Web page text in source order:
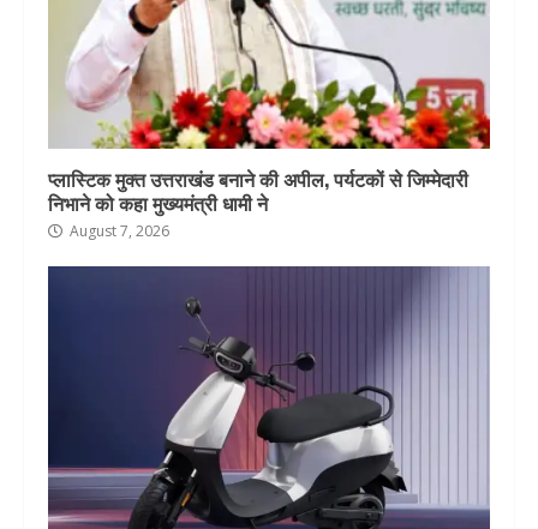
प्लास्टिक मुक्त उत्तराखंड बनाने की अपील, पर्यटकों से जिम्मेदारी
निभाने को कहा मुख्यमंत्री धामी ने
August 7, 2026